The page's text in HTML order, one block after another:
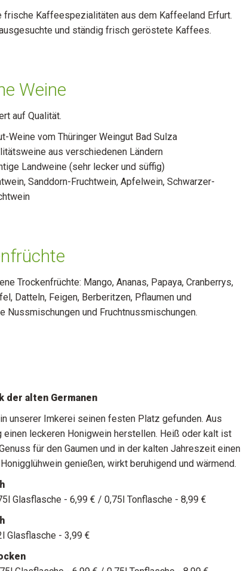
frische Kaffeespezialitäten aus dem Kaffeeland Erfurt.
und ständig frisch geröstete Kaffees.
Weine
auf Qualität.
Weine vom Thüringer Weingut Bad Sulza
aus verschiedenen Ländern
Landweine (sehr lecker und süffig)
Sanddorn-Fruchtwein, Apfelwein, Schwarzer-
Trockenfrüchte: Mango, Ananas, Papaya, Cranberrys,
Datteln, Feigen, Berberitzen, Pflaumen und
Nussmischungen und Fruchtnussmischungen.
der alten Germanen
unserer Imkerei seinen festen Platz gefunden. Aus
einen leckeren Honigwein herstellen. Heiß oder kalt ist
für den Gaumen und in der kalten Jahreszeit einen
genießen, wirkt beruhigend und wärmend.
Glasflasche - 6,99 € / 0,75l Tonflasche - 8,99 €
Glasflasche - 3,99 €